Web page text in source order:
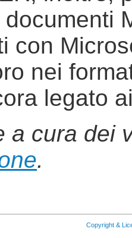
con
nei
legato
a cura dei
.
Copyright &